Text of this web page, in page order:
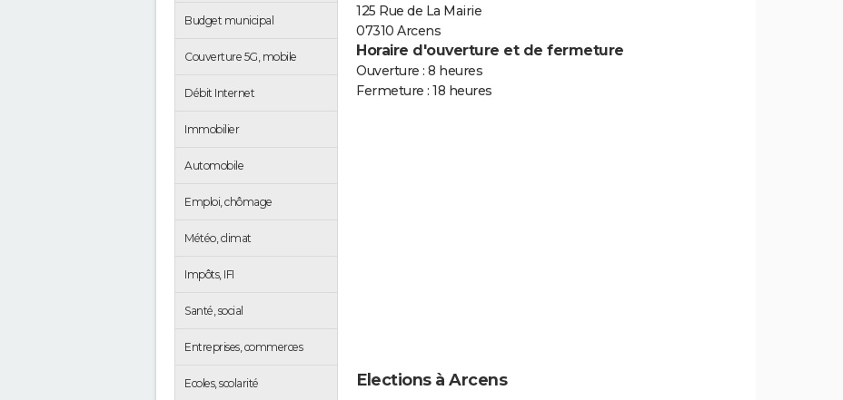
Budget municipal
Couverture 5G, mobile
Débit Internet
Immobilier
Automobile
Emploi, chômage
Météo, climat
Impôts, IFI
Santé, social
Entreprises, commerces
Ecoles, scolarité
125 Rue de La Mairie
07310 Arcens
Horaire d'ouverture et de fermeture
Ouverture : 8 heures
Fermeture : 18 heures
Elections à Arcens